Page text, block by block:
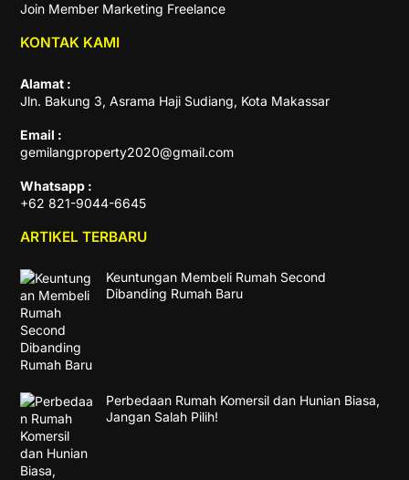
Join Member Marketing Freelance
KONTAK KAMI
Alamat :
Jln. Bakung 3, Asrama Haji Sudiang, Kota Makassar
Email :
gemilangproperty2020@gmail.com
Whatsapp :
+62 821-9044-6645
ARTIKEL TERBARU
Keuntungan Membeli Rumah Second
Dibanding Rumah Baru
Perbedaan Rumah Komersil dan Hunian Biasa,
Jangan Salah Pilih!